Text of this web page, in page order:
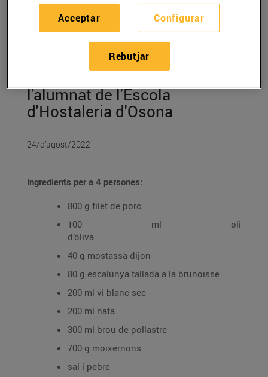
RECEPTES
Filet de porc a la
mostassa
Recepta elaborada per
l'alumnat de l'Escola
d'Hostaleria d'Osona
24/d’agost/2022
Ingredients per a 4 persones:
800 g filet de porc
100 ml oli
d’oliva
40 g mostassa dijon
80 g escalunya tallada a la brunoisse
200 ml vi blanc sec
200 ml nata
300 ml brou de pollastre
700 g moixernons
sal i pebre
Configurar
Rebutjar
Acceptar